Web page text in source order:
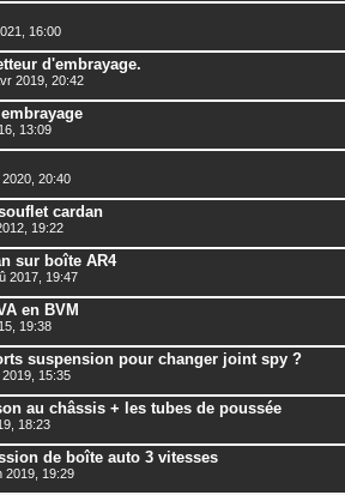
16:00
d'embrayage.
2019, 20:42
13:09
20:40
cardan
19:22
sur boîte AR4
2017, 19:47
en BVM
19:38
suspension pour changer joint spy ?
2019, 15:35
au châssis + les tubes de poussée
18:23
de boîte auto 3 vitesses
2019, 19:29